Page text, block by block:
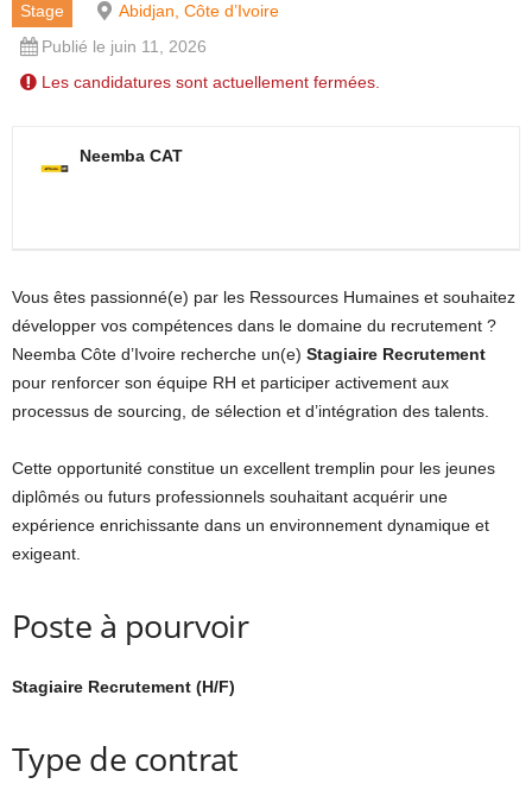
Stage
Abidjan, Côte d’Ivoire
Publié le juin 11, 2026
Les candidatures sont actuellement fermées.
Neemba CAT
Vous êtes passionné(e) par les Ressources Humaines et souhaitez
développer vos compétences dans le domaine du recrutement ?
Neemba Côte d’Ivoire recherche un(e) Stagiaire Recrutement
pour renforcer son équipe RH et participer activement aux
processus de sourcing, de sélection et d’intégration des talents.
Cette opportunité constitue un excellent tremplin pour les jeunes
diplômés ou futurs professionnels souhaitant acquérir une
expérience enrichissante dans un environnement dynamique et
exigeant.
Poste à pourvoir
Stagiaire Recrutement (H/F)
Type de contrat